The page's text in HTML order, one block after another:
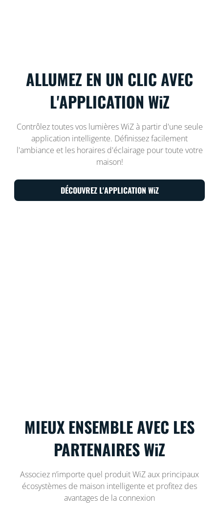
ALLUMEZ EN UN CLIC AVEC
L'APPLICATION WiZ
Contrôlez toutes vos lumières WiZ à partir d'une seule
application intelligente. Définissez facilement
l'ambiance et les horaires d'éclairage pour toute votre
maison!
DÉCOUVREZ L'APPLICATION WiZ
MIEUX ENSEMBLE AVEC LES
PARTENAIRES WiZ
Associez n’importe quel produit WiZ aux principaux
écosystèmes de maison intelligente et profitez des
avantages de la connexion